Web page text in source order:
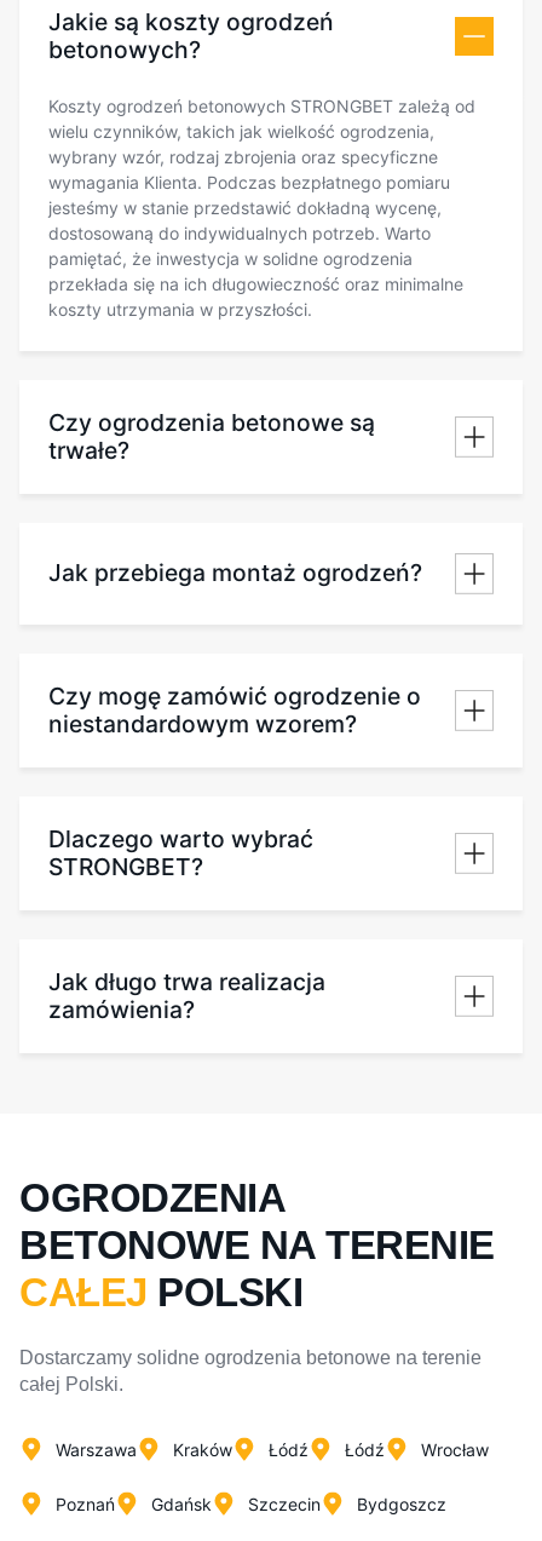
Jakie są koszty ogrodzeń
betonowych?
Koszty ogrodzeń betonowych STRONGBET zależą od
wielu czynników, takich jak wielkość ogrodzenia,
wybrany wzór, rodzaj zbrojenia oraz specyficzne
wymagania Klienta. Podczas bezpłatnego pomiaru
jesteśmy w stanie przedstawić dokładną wycenę,
dostosowaną do indywidualnych potrzeb. Warto
pamiętać, że inwestycja w solidne ogrodzenia
przekłada się na ich długowieczność oraz minimalne
koszty utrzymania w przyszłości.
Czy ogrodzenia betonowe są
trwałe?
Jak przebiega montaż ogrodzeń?
Czy mogę zamówić ogrodzenie o
niestandardowym wzorem?
Dlaczego warto wybrać
STRONGBET?
Jak długo trwa realizacja
zamówienia?
OGRODZENIA
BETONOWE NA TERENIE
CAŁEJ POLSKI
Dostarczamy solidne ogrodzenia betonowe na terenie
całej Polski.
Warszawa Kraków Łódź Łódź Wrocław
Poznań Gdańsk Szczecin Bydgoszcz